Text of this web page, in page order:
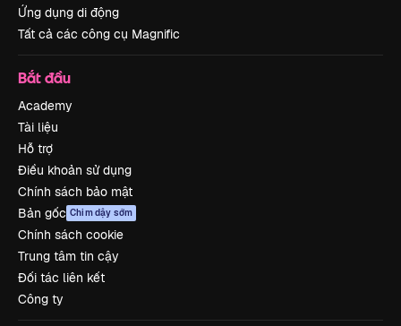
Ứng dụng di động
Tất cả các công cụ Magnific
Bắt đầu
Academy
Tài liệu
Hỗ trợ
Điều khoản sử dụng
Chính sách bảo mật
Bản gốc Chim dậy sớm
Chính sách cookie
Trung tâm tin cậy
Đối tác liên kết
Công ty